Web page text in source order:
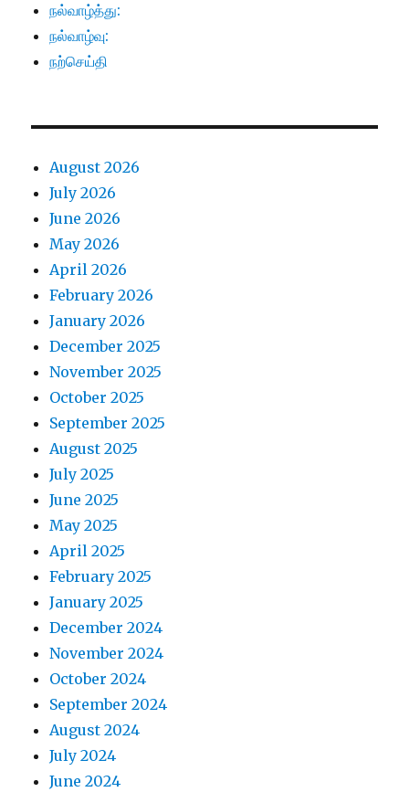
நல்வாழ்த்து:
நல்வாழ்வு:
நற்செய்தி
August 2026
July 2026
June 2026
May 2026
April 2026
February 2026
January 2026
December 2025
November 2025
October 2025
September 2025
August 2025
July 2025
June 2025
May 2025
April 2025
February 2025
January 2025
December 2024
November 2024
October 2024
September 2024
August 2024
July 2024
June 2024